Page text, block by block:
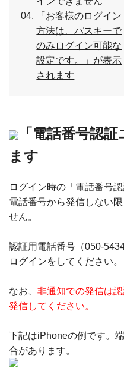
「お客様のログイン
方法は、パスキーで
のみログイン可能な
設定です。」が表示
されます
「電話番号認
ます
ログイン時の「電話番号認
電話番号から発信しない
せん。
認証用電話番号（050-
ログインをしてください。
なお、 非通知での発信は
発信してください。
下記はiPhoneの例です。
合があります。